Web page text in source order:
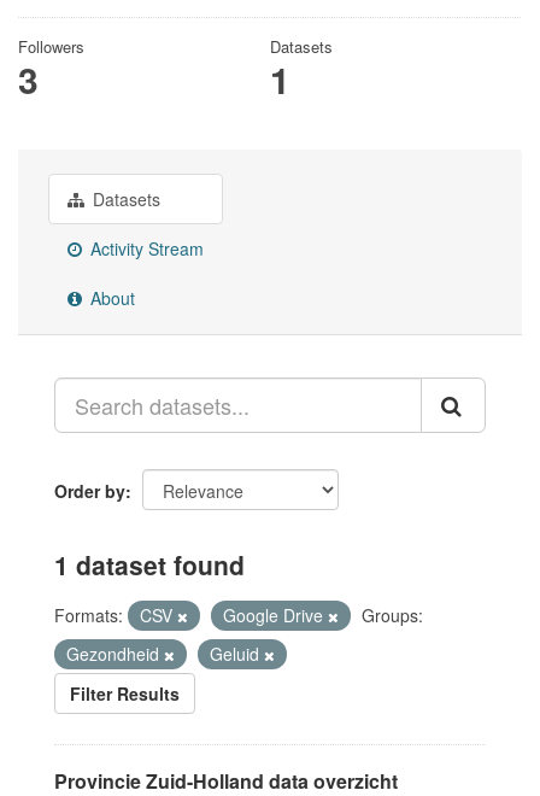
Followers
3
Datasets
1
Datasets
Activity Stream
About
Order by
1 dataset found
Formats: CSV Google Drive
Groups:
Gezondheid
Geluid
Filter Results
Provincie Zuid-Holland data overzicht